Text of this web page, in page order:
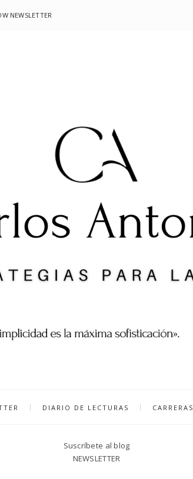
NEWSLETTER
DIARIO DE LECTURAS CARRERAS
Suscríbete al blog
NEWSLETTER